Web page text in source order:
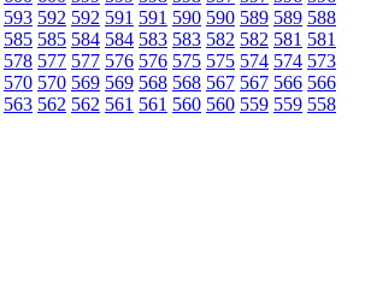
593 592 592 591 591 590 590 589 589 588
585 585 584 584 583 583 582 582 581 581
578 577 577 576 576 575 575 574 574 573
570 570 569 569 568 568 567 567 566 566
563 562 562 561 561 560 560 559 559 558